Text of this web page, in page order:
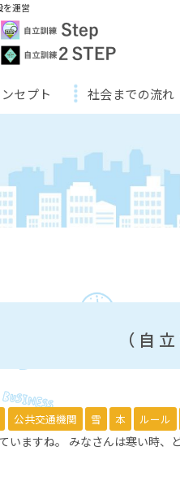
を運営
セプト 社会までの流れ
（自
公共交通機関 雪 本 ルール
いますね。 みなさんは寒い時